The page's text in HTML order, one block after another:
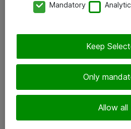
Ota yhteyttäMandatory
Only
Allow all
Keep